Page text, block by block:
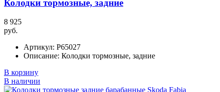
Колодки тормозные, задние
8 925
руб.
Артикул: P65027
Описание: Колодки тормозные, задние
В корзину
В наличии